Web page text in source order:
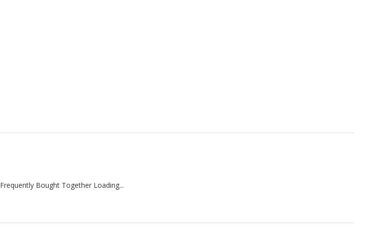
Frequently Bought Together Loading...